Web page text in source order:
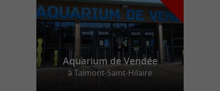
Aquarium de Vendée
à Talmont-Saint-Hilaire